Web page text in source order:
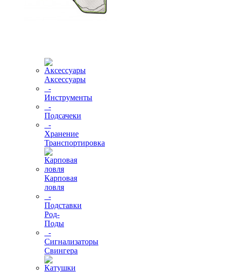
Аксессуары
-
Инструменты
-
Подсачеки
-
Хранение
Транспортировка
Карповая
ловля
-
Подставки
Род-
Поды
-
Сигнализаторы
Свингера